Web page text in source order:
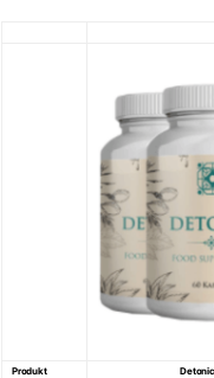
Produkt Detonic